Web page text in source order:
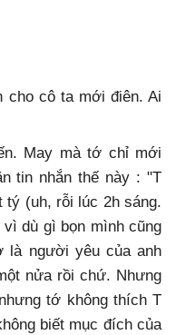
cho cô ta mới điên. Ai
May mà tớ chỉ mới
tin nhắn thế này : "T
(uh, rỗi lúc 2h sáng.
dù gì bọn mình cũng
là người yêu của anh
nửa rồi chứ. Nhưng
tớ không thích T
biết mục đích của